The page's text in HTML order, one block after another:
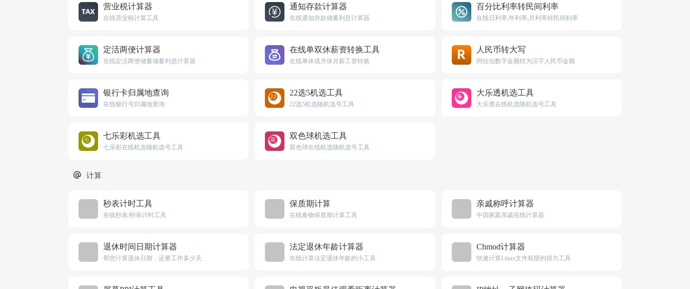
营业税计算器
在线营业税计算工具
通知存款计算器
在线通知存款储蓄利息计算器
百分比利率转民间利率
在线日利率,年利率,月利率转民间利率
定活两便计算器
在线定活两便储蓄储蓄利息计算器
在线单双休薪资转换工具
在线单休或月休月薪工资转换
人民币转大写
阿拉伯数字金额转为汉字人民币金额
银行卡归属地查询
在线银行号归属地查询
22选5机选工具
22选5机选随机选号工具
大乐透机选工具
大乐透在线机选随机选号工具
七乐彩机选工具
七乐彩在线机选随机选号工具
双色球机选工具
双色球在线机选随机选号工具
计算
秒表计时工具
在线秒表/秒表计时工具
保质期计算
在线食物保质期计算工具
亲戚称呼计算器
中国家庭亲戚在线计算器
退休时间日期计算器
帮您计算退休日期，还要工作多少天
法定退休年龄计算器
在线计算法定退休年龄的小工具
Chmod计算器
快速计算Linux文件权限的得力工具